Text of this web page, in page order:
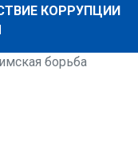
КОРРУПЦИИ
борьба